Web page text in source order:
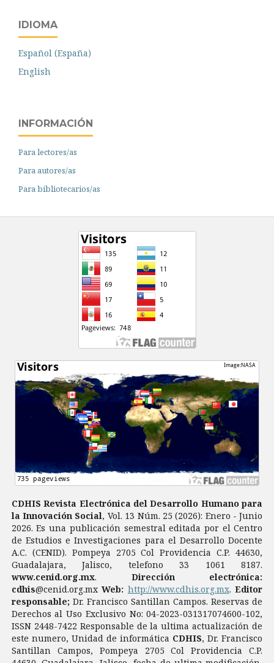
IDIOMA
Español (España)
English
INFORMACIÓN
Para lectores/as
Para autores/as
Para bibliotecarios/as
CDHIS Revista Electrónica del Desarrollo Humano para
la Innovación Social, Vol. 13 Núm. 25 (2026): Enero - Junio
2026. Es una publicación semestral editada por el Centro
de Estudios e Investigaciones para el Desarrollo Docente
A.C. (CENID). Pompeya 2705 Col Providencia C.P. 44630,
Guadalajara, Jalisco, telefono 33 1061 8187.
www.cenid.org.mx. Dirección electrónica:
cdhis@cenid.org.mxWeb: http://www.cdhis.org.mx. Editor
responsable; Dr. Francisco Santillan Campos. Reservas de
Derechos al Uso Exclusivo No: 04-2023-031317074600-102,
ISSN 2448-7422 Responsable de la ultima actualización de
este numero, Unidad de informática CDHIS, Dr. Francisco
Santillan Campos, Pompeya 2705 Col Providencia C.P.